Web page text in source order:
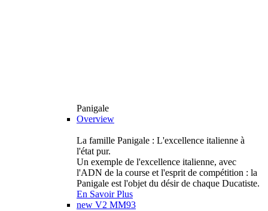
Panigale
Overview
La famille Panigale : L'excellence italienne à
l'état pur.
Un exemple de l'excellence italienne, avec
l'ADN de la course et l'esprit de compétition : la
Panigale est l'objet du désir de chaque Ducatiste.
En Savoir Plus
new V2 MM93